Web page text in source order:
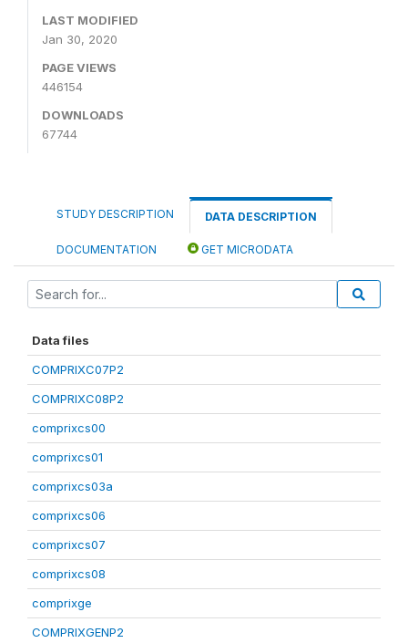
LAST MODIFIED
Jan 30, 2020
PAGE VIEWS
446154
DOWNLOADS
67744
STUDY DESCRIPTION DATA DESCRIPTION
DOCUMENTATION GET MICRODATA
Data files
COMPRIXC07P2
COMPRIXC08P2
comprixcs00
comprixcs01
comprixcs03a
comprixcs06
comprixcs07
comprixcs08
comprixge
COMPRIXGENP2